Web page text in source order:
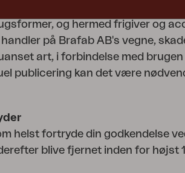
og hermed frigiver og
på Brafab AB's vegne,
art, i forbindelse med
publicering kan det være
helst fortryde din godkendelse
blive fjernet inden for højst